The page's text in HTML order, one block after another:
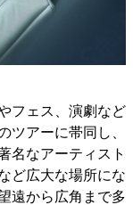
フェス、演劇など
ツアーに帯同し、
名なアーティスト
ど広大な場所にな
遠から広角まで多